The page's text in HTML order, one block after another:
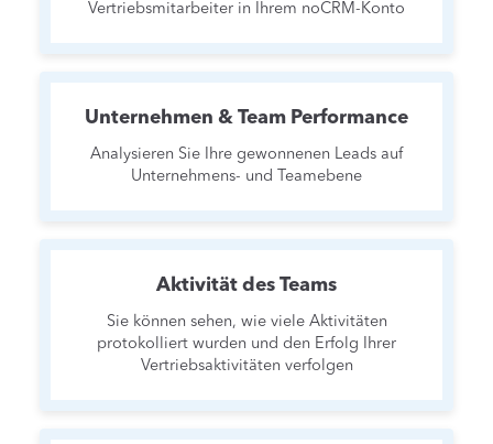
Vertriebsmitarbeiter in Ihrem noCRM-Konto
Unternehmen & Team Performance
Analysieren Sie Ihre gewonnenen Leads auf
Unternehmens- und Teamebene
Aktivität des Teams
Sie können sehen, wie viele Aktivitäten
protokolliert wurden und den Erfolg Ihrer
Vertriebsaktivitäten verfolgen